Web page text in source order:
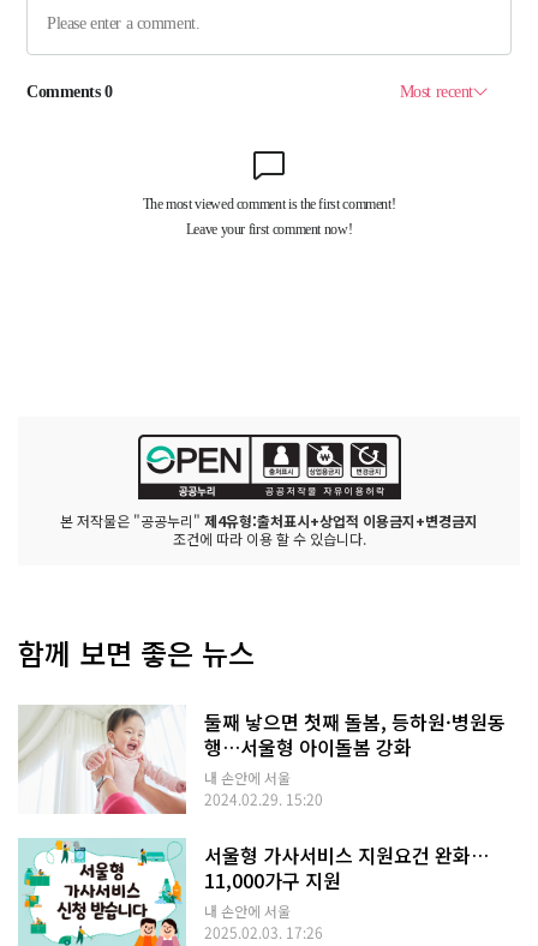
본 저작물은 "공공누리" 제4유형:출처표시+상업적 이용금지+변경금지
조건에 따라 이용 할 수 있습니다.
함께 보면 좋은 뉴스
둘째 낳으면 첫째 돌봄, 등하원·병원동
행…서울형 아이돌봄 강화
내 손안에 서울
2024.02.29. 15:20
서울형 가사서비스 지원요건 완화…
11,000가구 지원
내 손안에 서울
2025.02.03. 17:26